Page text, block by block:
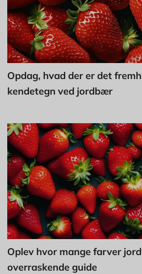
Opdag, hvad der er det
kendetegn ved jordbær
Oplev hvor mange farver
overraskende guide